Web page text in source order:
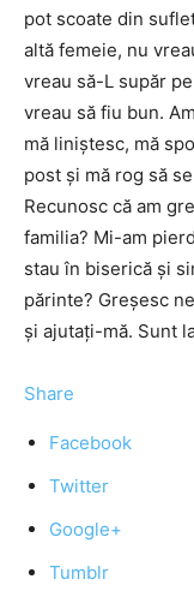
pot scoate din
altă femeie, nu
vreau să-L supăr
vreau să fiu bun.
mă liniştesc, mă
post şi mă rog să
Recunosc că am
familia? Mi-am
stau în biserică şi
părinte? Greşesc
şi ajutaţi-mă. Sunt
Share
Facebook
Twitter
Google+
Tumblr